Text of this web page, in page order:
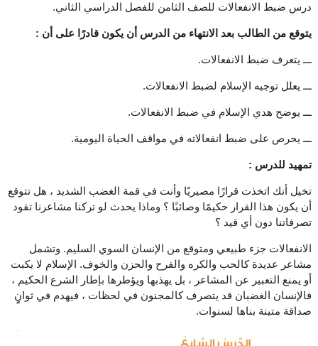
درس ضبط الانفعالات للصف الثامن للفصل الدراسي الثاني.
يتوقع من الطالب بعد الانتهاء من الدرس أن يكون قادرًا على أن :
ـــ يتعرف ضبط الانفعالات.
ـــ يعلل توجيه الإسلام لضبط الانفعالات.
ـــ يوضح هدي الإسلام في ضبط الانفعالات.
ـــ يحرص على ضبط انفعالاته في مواقف الحياة اليومية.
تمهيد للدرس :
تخيل أنك اتخذت قرارًا مصيريًا وأنت في قمة الغضب الشديد ، هل تتوقع
أن يكون هذا القرار حكيمًا وصائبًا ؟ وماذا يحدث لو تركنا مشاعرنا تقود
تصرفاتنا دون أي قيد ؟
الانفعالات جزء طبيعي ومتوقع من الإنسان السوي السليم. وتشمل
مشاعر عديدة كالحب والكره والفرح والحزن والخوف. الإسلام لا يكبت
أو يمنع التعبير عن المشاعر ، بل يهذبها ويؤطرها بإطار الشرع الحكيم ،
فالإنسان الغضبان قد يتصرف كالمجنون في لحظات ، فيهدم في ثوانٍِ
صداقة متينة بناها لسنوات.